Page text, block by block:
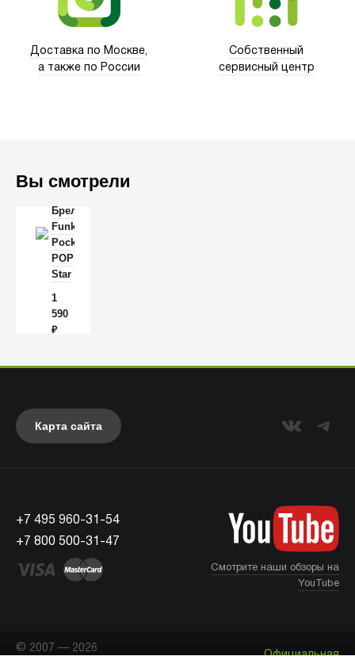
Доставка по Москве,
а также по России
Собственный
сервисный центр
Вы смотрели
Брелок
Funko
Pocket
POP!
Star
1
590
₽
Карта сайта
+7 495 960-31-54
+7 800 500-31-47
Смотрите наши обзоры на
YouTube
© 2007 — 2026
Официальная